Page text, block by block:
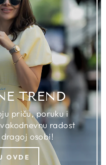
TREND
priču, poruku i
radost
osobi!
OVDE